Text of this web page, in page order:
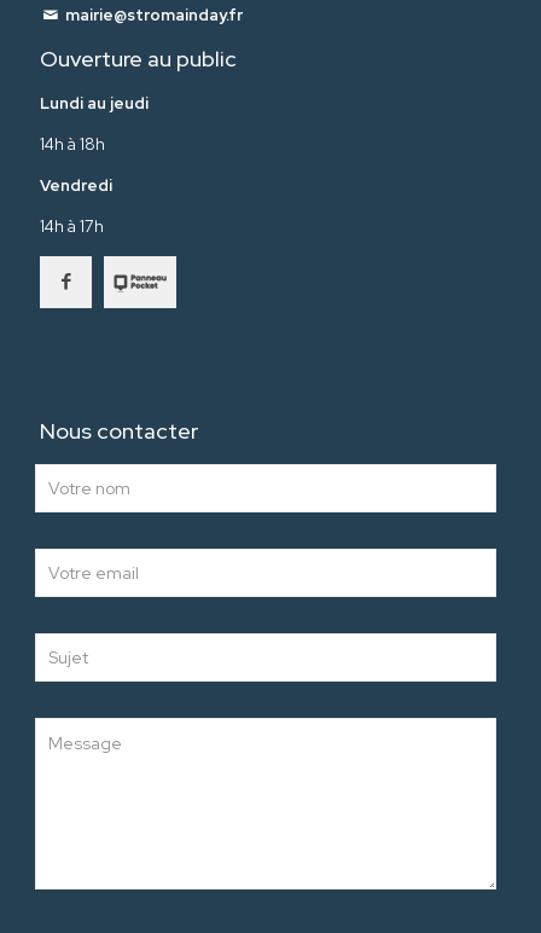
mairie@stromainday.fr
Ouverture au public
Lundi au jeudi
14h à 18h
Vendredi
14h à 17h
Nous contacter